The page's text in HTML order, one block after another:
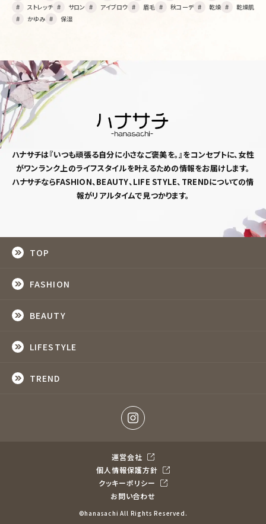
ストレッチ
サロン アイブロウ 眉毛 秋コーデ 乾燥
乾燥肌
かゆみ
保湿
ハナサチは『いつも頑張る自分に小さなご褒美を。』をコンセプトに、女性
がワンランク上のライフスタイルを叶えるための情報をお届けします。
ハナサチならFASHION、BEAUTY、LIFE STYLE、TRENDについての情
報がリアルタイムで見つかります。
TOP
FASHION
BEAUTY
LIFESTYLE
TREND
運営会社
個人情報保護方針
クッキーポリシー
お問い合わせ
©hanasachi All Rights Reserved.